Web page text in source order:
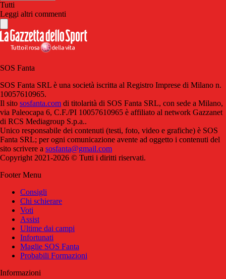
Tutti
Leggi altri commenti
SOS Fanta
SOS Fanta SRL è una società iscritta al Registro Imprese di Milano n.
10057610965.
Il sito sosfanta.com di titolarità di SOS Fanta SRL, con sede a Milano,
via Paleocapa 6, C.F./PI 10057610965 è affiliato al network Gazzanet
di RCS Mediagroup S.p.a..
Unico responsabile dei contenuti (testi, foto, video e grafiche) è SOS
Fanta SRL; per ogni comunicazione avente ad oggetto i contenuti del
sito scrivere a sosfanta@gmail.com
Copyright 2021-2026 © Tutti i diritti riservati.
Footer Menu
Consigli
Chi schierare
Voti
Assist
Ultime dai campi
Infortunati
Maglie SOS Fanta
Probabili Formazioni
Informazioni